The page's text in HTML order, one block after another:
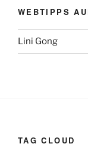
WEBTIPPS
Lini Gong
TAG CLOUD